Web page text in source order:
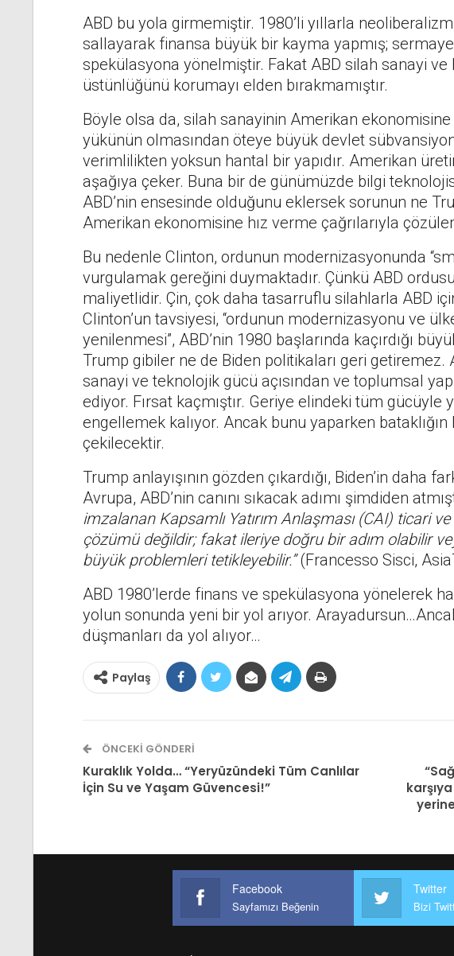
ABD bu yola girmemiştir. 1980’li yıllarla
sallayarak finansa büyük bir kayma yapmış;
spekülasyona yönelmiştir. Fakat ABD silah sanayi
üstünlüğünü korumayı elden bırakmamıştır.
Böyle olsa da, silah sanayinin Amerikan
yükünün olmasından öteye büyük devlet
verimlilikten yoksun hantal bir yapıdır. Amerikan
aşağıya çeker. Buna bir de günümüzde bilgi
ABD’nin ensesinde olduğunu eklersek sorunun ne
Amerikan ekonomisine hız verme çağrılarıyla
Bu nedenle Clinton, ordunun modernizasyonunda
vurgulamak gereğini duymaktadır. Çünkü ABD
maliyetlidir. Çin, çok daha tasarruflu silahlarla ABD
Clinton’un tavsiyesi, “ordunun modernizasyonu ve
yenilenmesi”, ABD’nin 1980 başlarında kaçırdığı
Trump gibiler ne de Biden politikaları geri getiremez.
sanayi ve teknolojik gücü açısından ve toplumsal
ediyor. Fırsat kaçmıştır. Geriye elindeki tüm gücüyle
engellemek kalıyor. Ancak bunu yaparken
çekilecektir.
Trump anlayışının gözden çıkardığı, Biden’in daha
Avrupa, ABD’nin canını sıkacak adımı şimdiden
imzalanan Kapsamlı Yatırım Anlaşması (CAI) ticari
çözümü değildir; fakat ileriye doğru bir adım olabilir
büyük problemleri tetikleyebilir.”(Francesso Sisci,
ABD 1980’lerde finans ve spekülasyona yönelerek
yolun sonunda yeni bir yol arıyor.
düşmanları da yol alıyor…
Paylaş
ÖNCEKI GÖNDERI
Kuraklık Yolda… “Yeryüzündeki Tüm Canlılar
İçin Su ve Yaşam Güvencesi!”
Facebook
Sayfamızı Beğenin
Twitter
Bizi